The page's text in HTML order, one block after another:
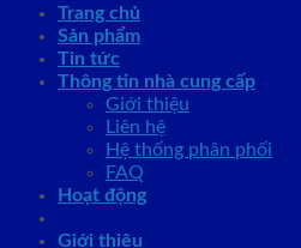
Trang chủ
Sản phẩm
Tin tức
Thông tin nhà cung cấp
Giới thiệu
Liên hệ
Hệ thống phân phối
FAQ
Hoạt động
Giới thiệu